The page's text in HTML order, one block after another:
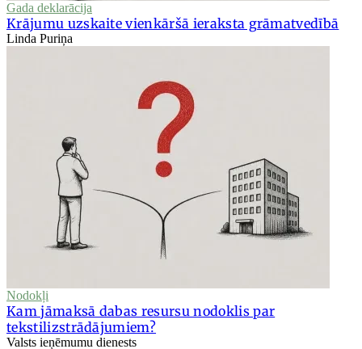
Gada deklarācija
Krājumu uzskaite vienkāršā ieraksta grāmatvedībā
Linda Puriņa
Nodokļi
Kam jāmaksā dabas resursu nodoklis par
tekstilizstrādājumiem?
Valsts ieņēmumu dienests